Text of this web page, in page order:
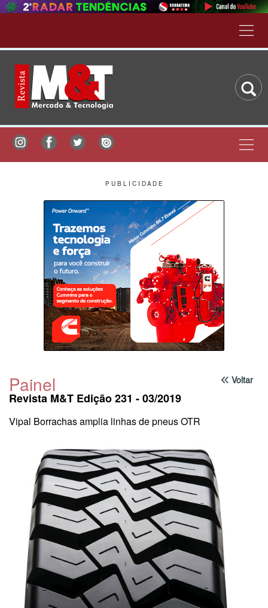
P U B L I C I D A D E
Voltar
Painel
Revista M&T Edição 231 - 03/2019
Vipal Borrachas amplia linhas de pneus OTR